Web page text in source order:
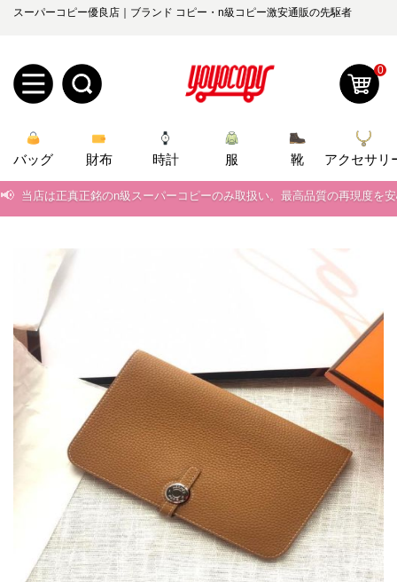
スーパーコピー優良店｜ブランド コピー・n級コピー激安通販の先駆者
規
ユ
ー
ロ
グ
ー
お
yoyocopys@gmail.com
2026人気特集
バッグ
財布
時計
ズボン
衣装セット
住まい用品
アクセサリー
ベルト
スカーフ
アイフォーンケ
ース
小物
0
バッグ 財布 時計 服 靴
アクセサリ
📢 当店は正真正銘のn級スーパーコピーのみ取扱い。最高品質の再現度を
📢 2026春の新作続々更新中！期間中のご注文でお得な割引をご利用いただ
新作入荷！ルイ・ヴィトンスーパーコピー バッグ最新モデルが登場。
当店は正真正銘のn級スーパーコピーのみ取扱い。最高品質の再現度を
📢 2026春の新作続々更新中！期間中のご注文でお得な割引をご利用いただ
新作入荷！ルイ・ヴィトンスーパーコピー バッグ最新モデルが登場。